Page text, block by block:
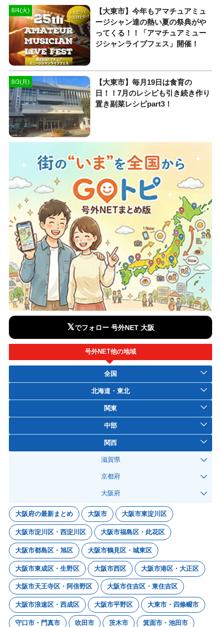
8/4(火)
【大東市】今年もアマチュアミュ
ージシャン達の熱い夏の祭典がや
ってくる！！「アマチュアミュー
ジシャンライブフェス」開催！
8/3(月)
【大東市】毎月19日は食育の
日！！7月のレシピも引き続き作り
置き副菜レシピpart3！
𝕏でフォロー 号外NET 大阪
号外NET他の地域
全国
北海道・東北
関東
中部
関西
滋賀県
京都府
大阪府
大阪府の最新まとめ 大阪市 大阪市東淀川区
大阪市淀川区・西淀川区 大阪市福島区・此花区
大阪市都島区・旭区 大阪市鶴見区・城東区
大阪市東成区・生野区 大阪市西区 大阪市港区・大正区
大阪市天王寺区・阿倍野区 大阪市住吉区・東住吉区
大阪市浪速区・西成区 大阪市平野区 大東市・四條畷市
守口市・門真市 吹田市 茨木市 箕面市・池田市